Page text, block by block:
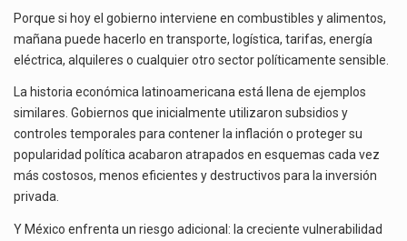
Porque si hoy el gobierno interviene en combustibles y alimentos,
mañana puede hacerlo en transporte, logística, tarifas, energía
eléctrica, alquileres o cualquier otro sector políticamente sensible.
La historia económica latinoamericana está llena de ejemplos
similares. Gobiernos que inicialmente utilizaron subsidios y
controles temporales para contener la inflación o proteger su
popularidad política acabaron atrapados en esquemas cada vez
más costosos, menos eficientes y destructivos para la inversión
privada.
Y México enfrenta un riesgo adicional: la creciente vulnerabilidad